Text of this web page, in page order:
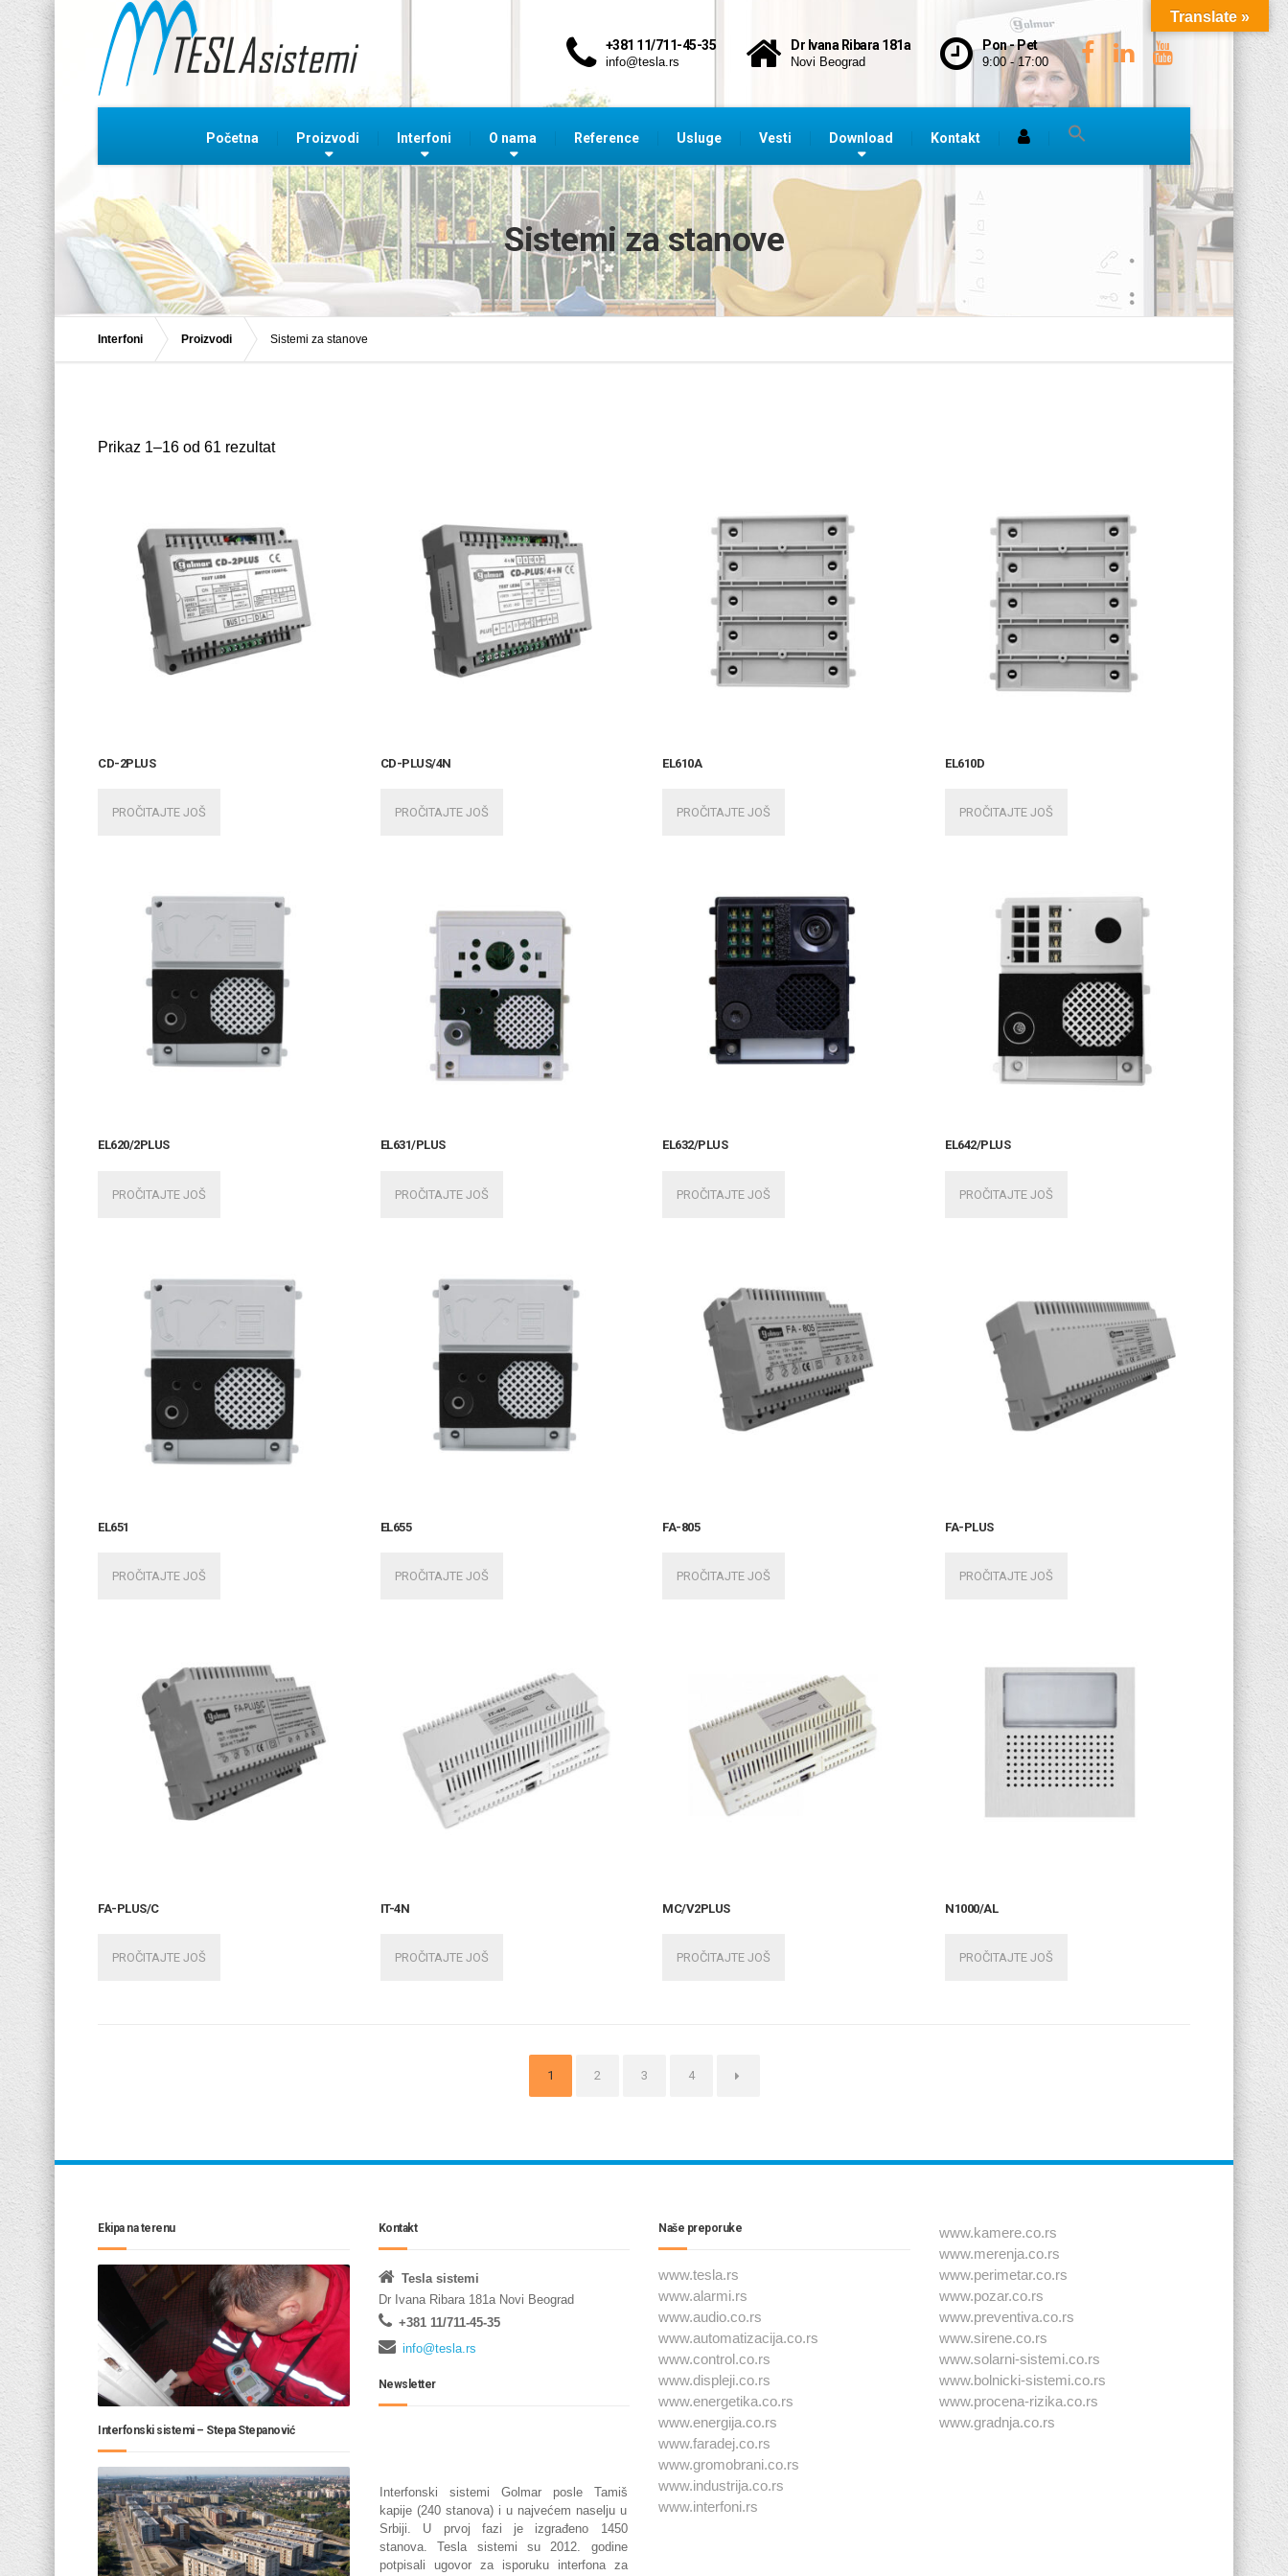
+381 11/711-45-35
info@tesla.rs
Dr Ivana Ribara 181a
Novi Beograd
Pon - Pet
9:00 - 17:00
Početna Proizvodi Interfoni O nama Reference Usluge Vesti Download Kontakt
Sistemi za stanove
Interfoni Proizvodi Sistemi za stanove
Prikaz 1–16 od 61 rezultat
CD-2PLUS
PROČITAJTE JOŠ
CD-PLUS/4N
PROČITAJTE JOŠ
EL610A
PROČITAJTE JOŠ
EL610D
PROČITAJTE JOŠ
EL620/2PLUS
PROČITAJTE JOŠ
EL631/PLUS
PROČITAJTE JOŠ
EL632/PLUS
PROČITAJTE JOŠ
EL642/PLUS
PROČITAJTE JOŠ
EL651
PROČITAJTE JOŠ
EL655
PROČITAJTE JOŠ
FA-805
PROČITAJTE JOŠ
FA-PLUS
PROČITAJTE JOŠ
FA-PLUS/C
PROČITAJTE JOŠ
IT-4N
PROČITAJTE JOŠ
MC/V2PLUS
PROČITAJTE JOŠ
N1000/AL
PROČITAJTE JOŠ
1 2 3 4 →
Ekipa na terenu
Interfonski sistemi – Stepa Stepanović
Interfonski sistemi Golmar posle Tamiš
kapije (240 stanova) i u najvećem naselju u
Srbiji. U prvoj fazi je izgrađeno 1450
stanova. Tesla sistemi su 2012. godine
potpisali ugovor za isporuku interfona za
Kontakt
Tesla sistemi
Dr Ivana Ribara 181a Novi Beograd
+381 11/711-45-35
info@tesla.rs
Newsletter
Naše preporuke
www.tesla.rs
www.alarmi.rs
www.audio.co.rs
www.automatizacija.co.rs
www.control.co.rs
www.displeji.co.rs
www.energetika.co.rs
www.energija.co.rs
www.faradej.co.rs
www.gromobrani.co.rs
www.industrija.co.rs
www.interfoni.rs
www.kamere.co.rs
www.merenja.co.rs
www.perimetar.co.rs
www.pozar.co.rs
www.preventiva.co.rs
www.sirene.co.rs
www.solarni-sistemi.co.rs
www.bolnicki-sistemi.co.rs
www.procena-rizika.co.rs
www.gradnja.co.rs
Translate »